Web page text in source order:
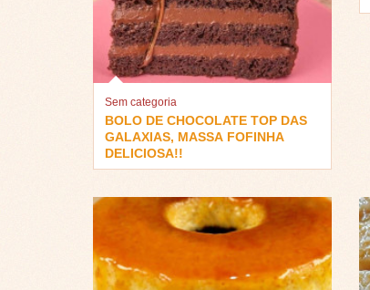
Sem categoria
BOLO DE CHOCOLATE TOP DAS
GALAXIAS, MASSA FOFINHA
DELICIOSA!!